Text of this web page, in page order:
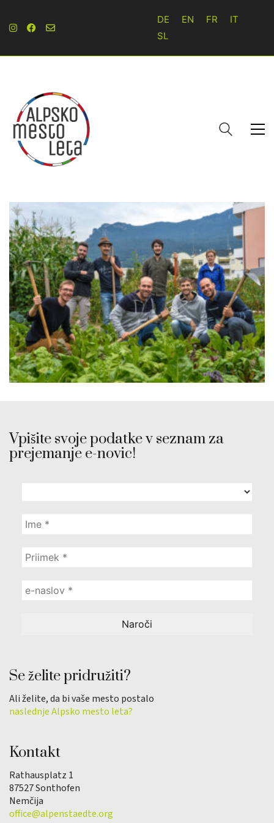
DE EN FR
IT
SL
Vpišite svoje podatke v seznam za
prejemanje e-novic!
Se želite pridružiti?
Ali želite, da bi vaše mesto postalo
naslednje Alpsko mesto leta?
Kontakt
Rathausplatz 1
87527 Sonthofen
Nemčija
office@alpenstaedte.org